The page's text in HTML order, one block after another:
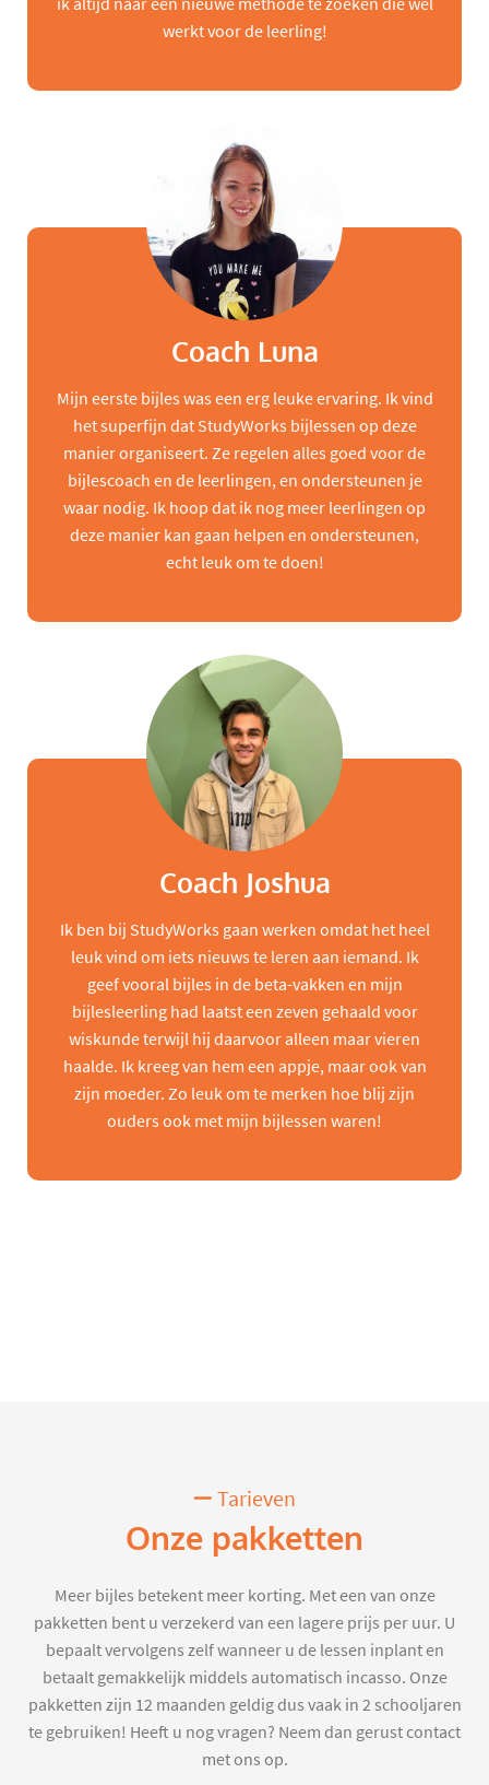
werkt voor de leerling!
Coach Luna
Mijn eerste bijles was een erg leuke ervaring. Ik vind
het superfijn dat StudyWorks bijlessen op deze
manier organiseert. Ze regelen alles goed voor de
bijlescoach en de leerlingen, en ondersteunen je
waar nodig. Ik hoop dat ik nog meer leerlingen op
deze manier kan gaan helpen en ondersteunen,
echt leuk om te doen!
Coach Joshua
Ik ben bij StudyWorks gaan werken omdat het heel
leuk vind om iets nieuws te leren aan iemand. Ik
geef vooral bijles in de beta-vakken en mijn
bijlesleerling had laatst een zeven gehaald voor
wiskunde terwijl hij daarvoor alleen maar vieren
haalde. Ik kreeg van hem een appje, maar ook van
zijn moeder. Zo leuk om te merken hoe blij zijn
ouders ook met mijn bijlessen waren!
Tarieven
Onze pakketten
Meer bijles betekent meer korting. Met een van onze
pakketten bent u verzekerd van een lagere prijs per uur. U
bepaalt vervolgens zelf wanneer u de lessen inplant en
betaalt gemakkelijk middels automatisch incasso. Onze
pakketten zijn 12 maanden geldig dus vaak in 2 schooljaren
te gebruiken! Heeft u nog vragen? Neem dan gerust contact
met ons op.